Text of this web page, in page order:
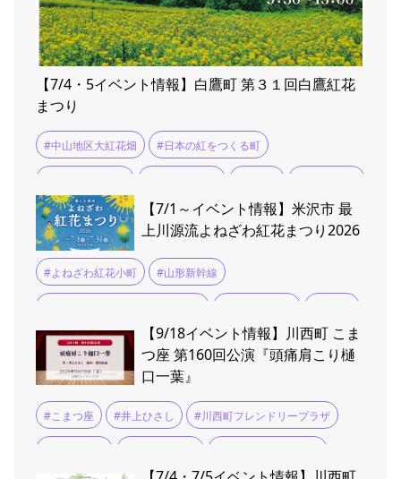
【7/4・5イベント情報】白鷹町 第３１回白鷹紅花
まつり
#中山地区大紅花畑 #日本の紅をつくる町
【7/1～イベント情報】米沢市 最
上川源流よねざわ紅花まつり2026
#よねざわ紅花小町 #山形新幹線
#紅花染め体験
【9/18イベント情報】川西町 こま
つ座 第160回公演『頭痛肩こり樋
口一葉』
#こまつ座 #井上ひさし #川西町フレンドリープラザ